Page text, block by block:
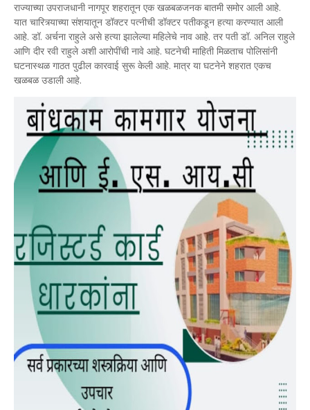
राज्याच्या उपराजधानी नागपूर शहरातून एक खळबळजनक बातमी समोर आली आहे.
यात चारित्र्याच्या संशयातून डॉक्टर पत्नीची डॉक्टर पतीकडून हत्या करण्यात आली
आहे. डॉ. अर्चना राहुले असे हत्या झालेल्या महिलेचे नाव आहे. तर पती डॉ. अनिल राहुले
आणि दीर रवी राहुले अशी आरोपींची नावे आहे. घटनेची माहिती मिळताच पोलिसांनी
घटनास्थळ गाठत पुढील कारवाई सुरू केली आहे. मात्र या घटनेने शहरात एकच
खळबळ उडाली आहे.